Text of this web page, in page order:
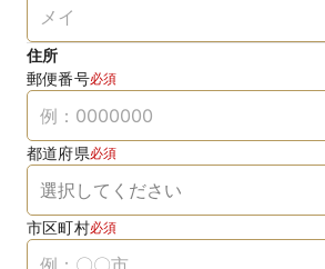
住所
郵便番号必須
都道府県必須
市区町村必須